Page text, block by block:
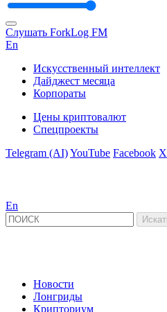
Слушать ForkLog FM
En
Искусственный интеллект
Дайджест месяца
Корпораты
Цены криптовалют
Спецпроекты
Telegram (AI)YouTube Facebook X
En
Новости
Лонгриды
Крипториум